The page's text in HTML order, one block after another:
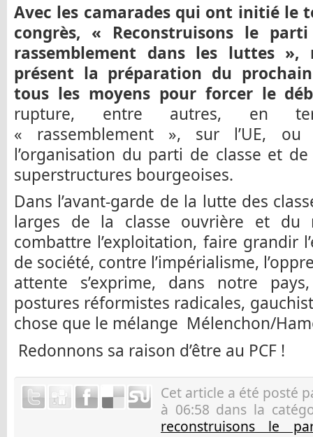
Avec les camarades qui ont initié le
congrès, « Reconstruisons le
rassemblement dans les luttes »,
présent la préparation du
tous les moyens pour forcer le
rupture, entre autres, en
« rassemblement », sur l’UE,
l’organisation du parti de classe et
superstructures bourgeoises.
Dans l’avant-garde de la lutte des
larges de la classe ouvrière et du
combattre l’exploitation, faire grandir
de société, contre l’impérialisme,
attente s’exprime, dans notre
postures réformistes radicales,
chose que le mélange Mélenchon/
Redonnons sa raison d’être au PCF !
Cet article a été posté
à 06:58 dans la
reconstruisons le